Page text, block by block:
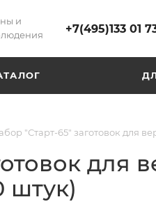
и
+7(495)133 01
"Старт-65" заготовок для
для
штук)